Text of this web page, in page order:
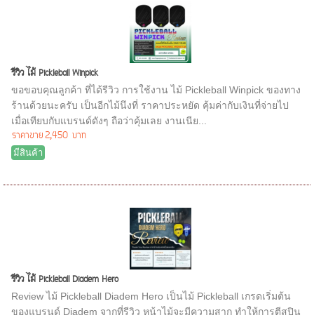
รีวิว ไม้ Pickleball Winpick
ขอขอบคุณลูกค้า ที่ได้รีวิว การใช้งาน ไม้ Pickleball Winpick ของทาง
ร้านด้วยนะครับ เป็นอีกไม้นึงที่ ราคาประหยัด คุ้มค่ากับเงินที่จ่ายไป
เมื่อเทียบกับแบรนด์ดังๆ ถือว่าคุ้มเลย งานเนีย...
ราคาขาย2,450 บาท
มีสินค้า
รีวิว ไม้ Pickleball Diadem Hero
Review ไม้ Pickleball Diadem Hero เป็นไม้ Pickleball เกรดเริ่มต้น
ของแบรนด์ Diadem จากที่รีวิว หน้าไม้จะมีความสาก ทำให้การตีสปิน